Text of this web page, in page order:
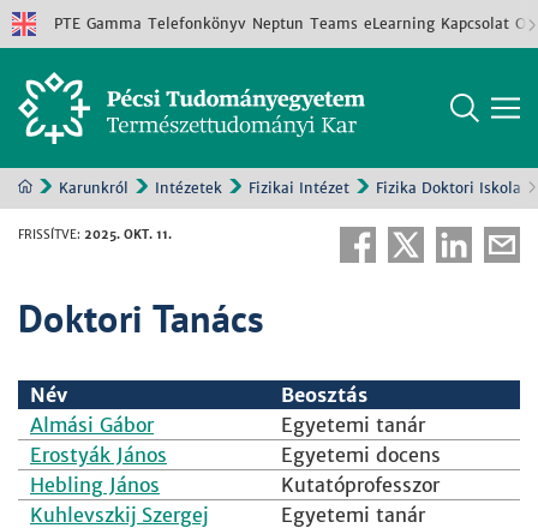
PTE Gamma Telefonkönyv Neptun Teams eLearning Kapcsolat
Karunkról Intézetek Fizikai Intézet Fizika Doktori Iskola
FRISSÍTVE: 2025. OKT. 11.
Doktori Tanács
Név
Beosztás
Almási Gábor
Egyetemi tanár
Erostyák János
Egyetemi docens
Hebling János
Kutatóprofesszor
Kuhlevszkij Szergej
Egyetemi tanár